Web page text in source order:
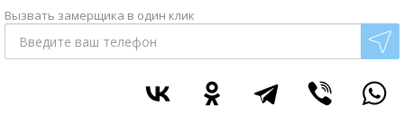
Вызвать замерщика в один клик